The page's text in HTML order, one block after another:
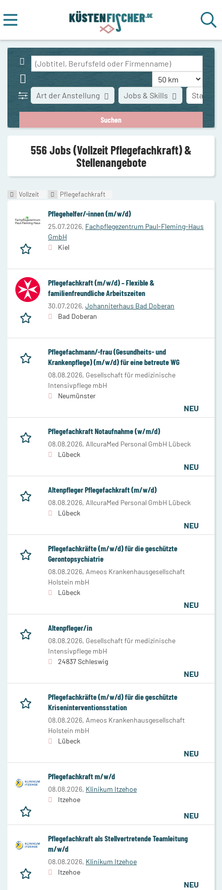
Stadt
Art der Anstellung Jobs & Skills
556 Jobs (Vollzeit Pflegefachkraft) &
Stellenangebote
Vollzeit Pflegefachkraft
Pflegehelfer/-innen (m/w/d)
25.07.2026, Fachpflegezentrum Paul-Fleming-Haus
GmbH
Kiel
Pflegefachkraft (m/w/d) – Flexible &
familienfreundliche Arbeitszeiten
30.07.2026, Johanniterhaus Bad Doberan
Bad Doberan
Pflegefachmann/-frau (Gesundheits- und
Krankenpflege) (m/w/d) für eine betreute WG
08.08.2026, Gesellschaft für medizinische
Intensivpflege mbH
Neumünster
NEU
Pflegefachkraft Notaufnahme (w/m/d)
08.08.2026, AllcuraMed Personal GmbH Lübeck
Lübeck
NEU
Altenpfleger Pflegefachkraft (m/w/d)
08.08.2026, AllcuraMed Personal GmbH Lübeck
Lübeck
NEU
Pflegefachkräfte (m/w/d) für die geschützte
Gerontopsychiatrie
08.08.2026, Ameos Krankenhausgesellschaft
Holstein mbH
Lübeck
NEU
Altenpfleger/in
08.08.2026, Gesellschaft für medizinische
Intensivpflege mbH
24837 Schleswig
NEU
Pflegefachkräfte (m/w/d) für die geschützte
Kriseninterventionsstation
08.08.2026, Ameos Krankenhausgesellschaft
Holstein mbH
Lübeck
NEU
Pflegefachkraft m/w/d
08.08.2026, Klinikum Itzehoe
Itzehoe
NEU
Pflegefachkraft als Stellvertretende Teamleitung
m/w/d
08.08.2026, Klinikum Itzehoe
Itzehoe
NEU